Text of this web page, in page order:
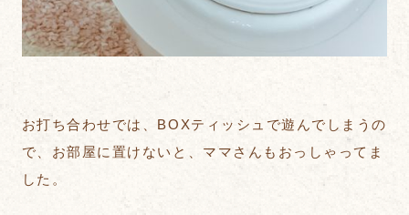
お打ち合わせでは、BOXティッシュで遊んでしまうの
で、お部屋に置けないと、ママさんもおっしゃってま
した。